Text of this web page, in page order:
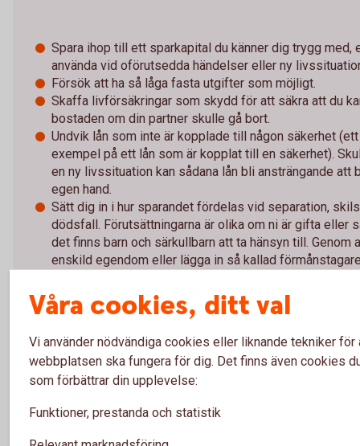
Spara ihop till ett sparkapital du känner dig trygg med,
använda vid oförutsedda händelser eller ny
Försök att ha så låga fasta utgifter som möjligt.
Skaffa livförsäkringar som skydd för att säkra att du
bostaden om din partner skulle gå bort.
Undvik lån som inte är kopplade till någon säkerhet
exempel på ett lån som är kopplat till en säkerhet).
en ny livssituation kan sådana lån bli ansträngande att
egen hand.
Sätt dig in i hur sparandet fördelas vid separation,
dödsfall. Förutsättningarna är olika om ni är gifta eller
det finns barn och särkullbarn att ta hänsyn till. Genom
enskild egendom eller lägga in så kallad
Andra läser också
Våra cookies, ditt val
Vi använder nödvändiga cookies eller liknande tekniker för
webbplatsen ska fungera för dig. Det finns även cookies
som förbättrar din upplevelse:
Funktioner, prestanda och statistik